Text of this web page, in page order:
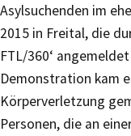
Asylsuchenden im
2015 in Freital, die
FTL/360‘
Demonstration kam
Körperverletzung
Personen, die an